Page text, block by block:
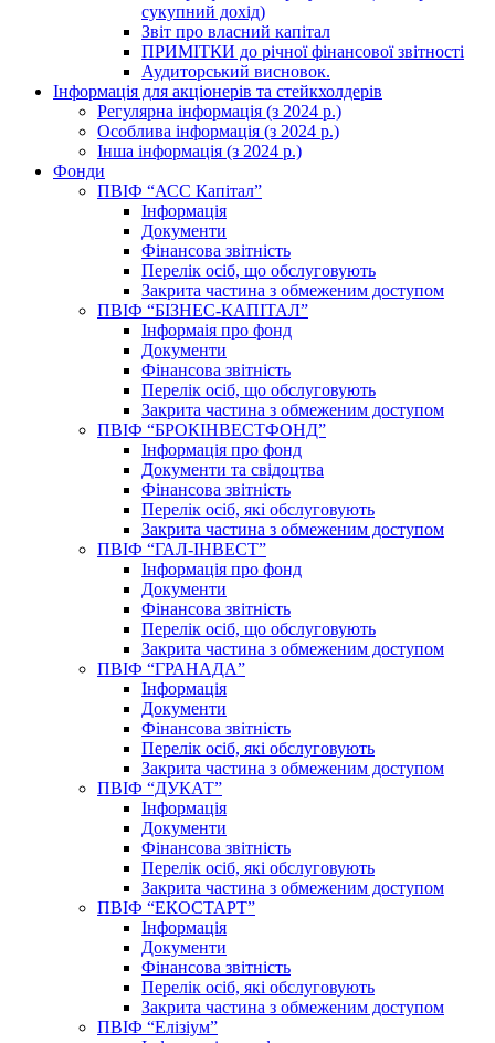
сукупний дохід)
Звіт про власний капітал
ПРИМІТКИ до річної фінансової звітності
Аудиторський висновок.
Інформація для акціонерів та стейкхолдерів
Регулярна інформація (з 2024 р.)
Особлива інформація (з 2024 р.)
Інша інформація (з 2024 р.)
Фонди
ПВІФ “АСС Капітал”
Інформація
Документи
Фінансова звітність
Перелік осіб, що обслуговують
Закрита частина з обмеженим доступом
ПВІФ “БІЗНЕС-КАПІТАЛ”
Інформаія про фонд
Документи
Фінансова звітність
Перелік осіб, що обслуговують
Закрита частина з обмеженим доступом
ПВІФ “БРОКІНВЕСТФОНД”
Інформація про фонд
Документи та свідоцтва
Фінансова звітність
Перелік осіб, які обслуговують
Закрита частина з обмеженим доступом
ПВІФ “ГАЛ-ІНВЕСТ”
Інформація про фонд
Документи
Фінансова звітність
Перелік осіб, що обслуговують
Закрита частина з обмеженим доступом
ПВІФ “ГРАНАДА”
Інформація
Документи
Фінансова звітність
Перелік осіб, які обслуговують
Закрита частина з обмеженим доступом
ПВІФ “ДУКАТ”
Інформація
Документи
Фінансова звітність
Перелік осіб, які обслуговують
Закрита частина з обмеженим доступом
ПВІФ “ЕКОСТАРТ”
Інформація
Документи
Фінансова звітність
Перелік осіб, які обслуговують
Закрита частина з обмеженим доступом
ПВІФ “Елізіум”